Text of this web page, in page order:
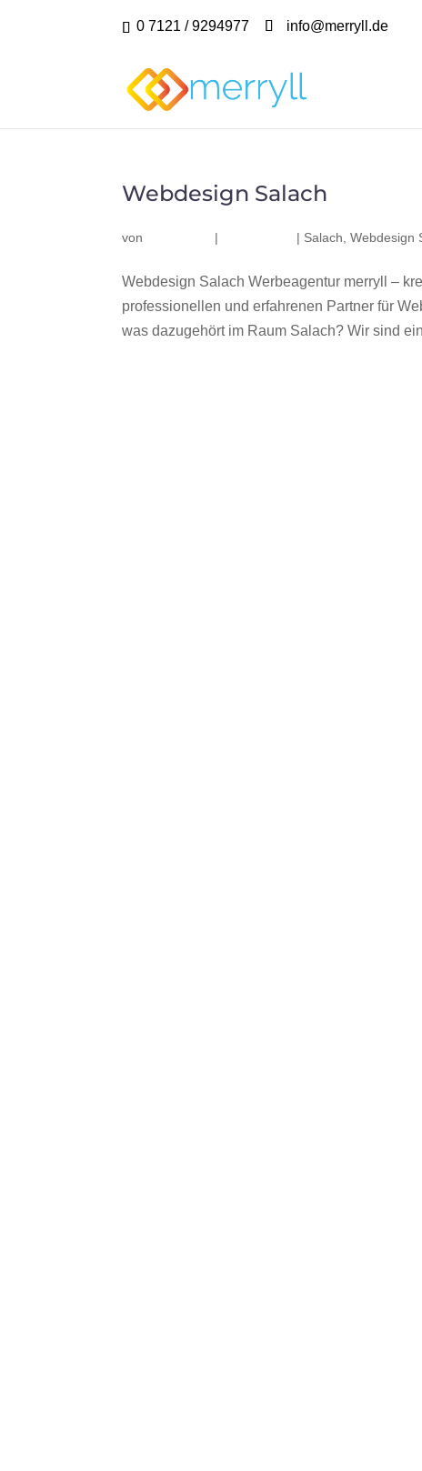
0 7121 / 9294977 info@merryll.de
Webdesign Salach
von | | Salach ,Webdesign
Webdesign Salach Werbeagentur merryll –
professionellen und erfahrenen Partner für
was dazugehört im Raum Salach? Wir sind